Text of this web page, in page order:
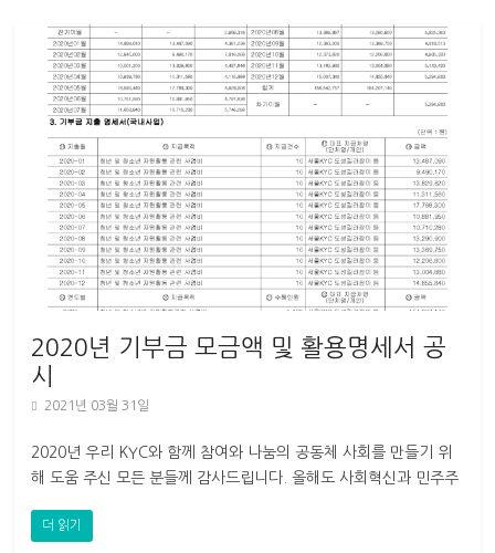
2020년 기부금 모금액 및 활용명세서 공
시
2021년 03월 31일
2020년 우리 KYC와 함께 참여와 나눔의 공동체 사회를 만들기 위
해 도움 주신 모든 분들께 감사드립니다. 올해도 사회혁신과 민주주
더 읽기